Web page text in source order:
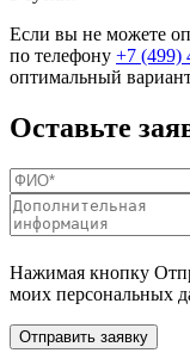
Если вы не можете
по телефону +7 (499)
оптимальный
Оставьте
Нажимая кнопку
моих персональных
Отправить заявку